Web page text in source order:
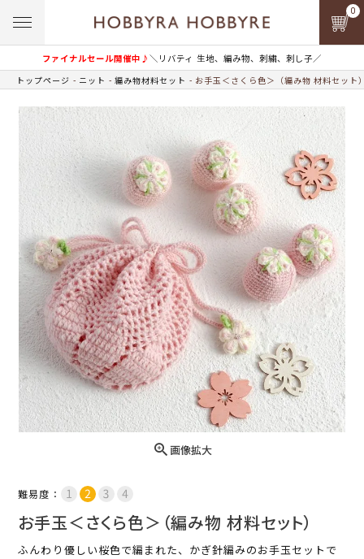
ファイナルセール開催中♪＼リバティ 生地、編み物、刺繍、刺し子／
0
トップページ ニット 編み物材料セット お手玉＜さくら色＞（編み物 材料セット
画像拡大
難易度：
お手玉＜さくら色＞（編み物 材料セット）
ふんわり優しい桜色で編まれた、かぎ針編みのお手玉セットで